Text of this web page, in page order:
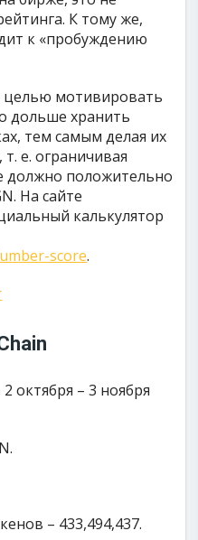
К тому же,
к «пробуждению
целью мотивировать
дольше хранить
тем самым делая их
е. ограничивая
должно положительно
На сайте
калькулятор
score.
октября – 3 ноября
– 433,494,437.